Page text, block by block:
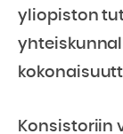
yliopiston
Konsistoriin